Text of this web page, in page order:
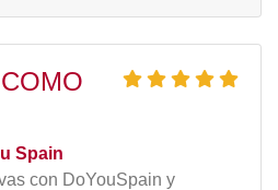
Spain
con DoYouSpain y